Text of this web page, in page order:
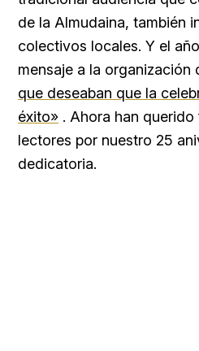
de la Almudaina, también
colectivos locales. Y el
mensaje a la organización
que deseaban que la
éxito» . Ahora han
lectores por nuestro 25
dedicatoria.